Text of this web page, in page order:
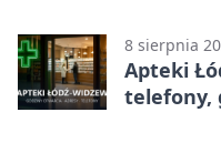
8 sierpnia
Apteki
telefony,